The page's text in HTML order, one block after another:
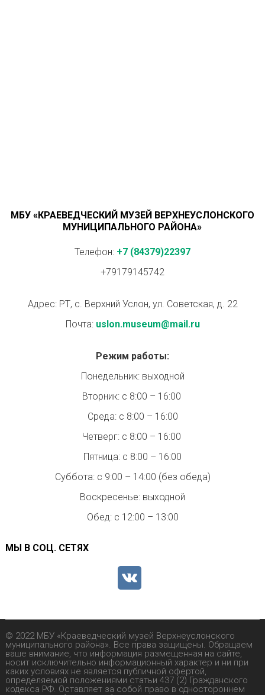
МБУ «КРАЕВЕДЧЕСКИЙ МУЗЕЙ ВЕРХНЕУСЛОНСКОГО
МУНИЦИПАЛЬНОГО РАЙОНА»
Телефон: +7 (84379)22397
+79179145742
Адрес: РТ, с. Верхний Услон, ул. Советская, д. 22
Почта: uslon.museum@mail.ru
Режим работы:
Понедельник: выходной
Вторник: с 8:00 – 16:00
Среда: с 8:00 – 16:00
Четверг: с 8:00 – 16:00
Пятница: с 8:00 – 16:00
Суббота: с 9:00 – 14:00 (без обеда)
Воскресенье: выходной
Обед: с 12:00 – 13:00
МЫ В СОЦ. СЕТЯХ
© 2022 МБУ «Краеведческий музей Верхнеуслонского
муниципального района». Все права защищены. Обращаем
ваше внимание, что информация размещенная на сайте,
носит исключительно информационный характер и ни при
каких условиях не является публичной офертой,
определяемой положениями статьи 437 (2) Гражданского
кодекса РФ. Оставляет за собой право в одностороннем